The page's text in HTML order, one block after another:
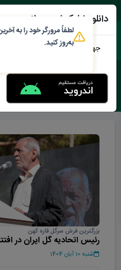
برچسب :
بزرگترین فرش سرگل قاره کهن
رئیس اتحادیه گل ایران در
آسیاشنبه 10 آبان 1404
دانلود اپلیکیشن محلات من
جهت دانلود نرم افزار محلات من
به‌روز کنید.